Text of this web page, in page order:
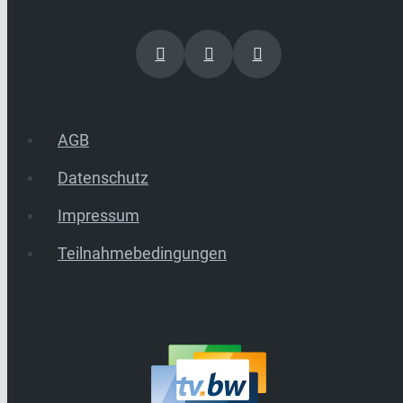
AGB
Datenschutz
Impressum
Teilnahmebedingungen